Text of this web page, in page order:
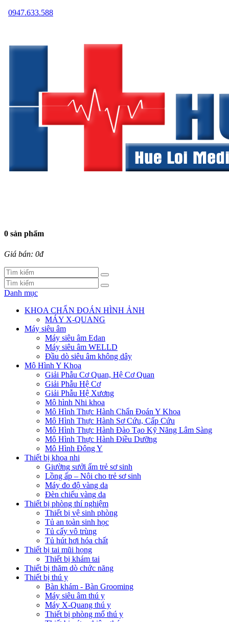
0947.633.588
0 sản phẩm
Giá bán: 0đ
Danh mục
KHOA CHẨN ĐOÁN HÌNH ẢNH
MÁY X-QUANG
Máy siêu âm
Máy siêu âm Edan
Máy siêu âm WELLD
Đầu dò siêu âm không dây
Mô Hình Y Khoa
Giải Phẫu Cơ Quan, Hệ Cơ Quan
Giải Phẫu Hệ Cơ
Giải Phẫu Hệ Xương
Mô hình Nhi khoa
Mô Hình Thực Hành Chẩn Đoán Y Khoa
Mô Hình Thực Hành Sơ Cứu, Cấp Cứu
Mô Hình Thực Hành Đào Tạo Kỹ Năng Lâm Sàng
Mô Hình Thực Hành Điều Dưỡng
Mô Hình Đông Y
Thiết bị khoa nhi
Giường sưởi ấm trẻ sơ sinh
Lồng ấp – Nôi cho trẻ sơ sinh
Máy đo độ vàng da
Đèn chiếu vàng da
Thiết bị phòng thí nghiệm
Thiết bị vệ sinh phòng
Tủ an toàn sinh học
Tủ cấy vô trùng
Tủ hút hơi hóa chất
Thiết bị tai mũi họng
Thiết bị khám tai
Thiết bị thăm dò chức năng
Thiết bị thú y
Bàn khám - Bàn Grooming
Máy siêu âm thú y
Máy X-Quang thú y
Thiết bị phòng mổ thú y